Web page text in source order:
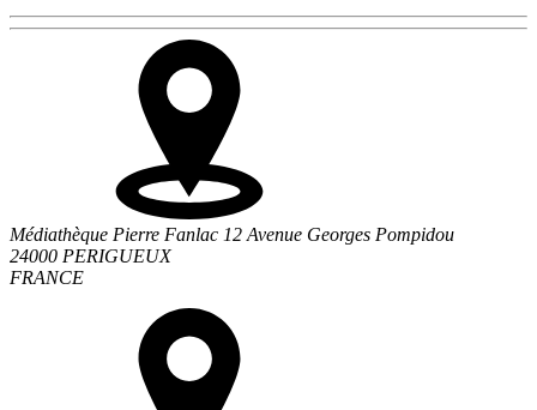
Médiathèque Pierre Fanlac 12 Avenue Georges Pompidou
24000 PERIGUEUX
FRANCE